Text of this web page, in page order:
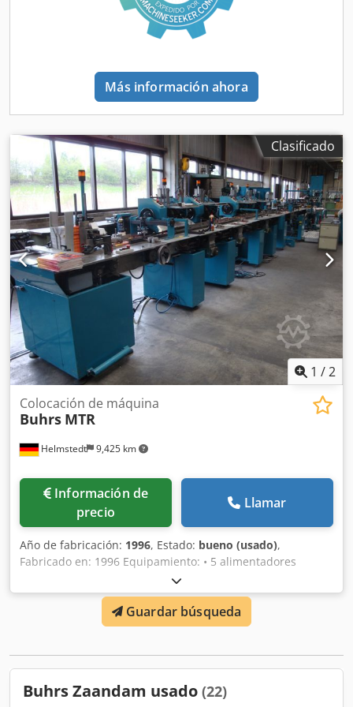
Más información ahora
Clasificado
1 /2
Helmstedt 9,425 km
Colocación de máquina
Buhrs MTR
Información de
precio
Llamar
Año de fabricación: 1996, Estado: bueno (usado),
Fabricado en: 1996 Equipamiento: • 5 alimentadores
adicionales • estación de envasado con film • banda
transportadora de entrega Dkedpfxjdympke Akcer
Guardar búsqueda
Buhrs Zaandam usado (22)